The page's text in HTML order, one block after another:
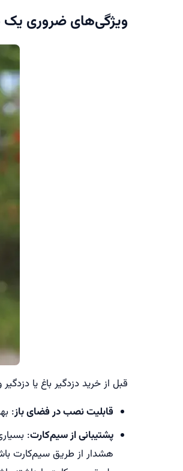
ویژگی‌های ضروری یک
قبل از خرید دزدگیر باغ یا
قابلیت نصب در فضای باز:
پشتیبانی از سیم‌کارت:
هشدار از طریق سیم‌کارت